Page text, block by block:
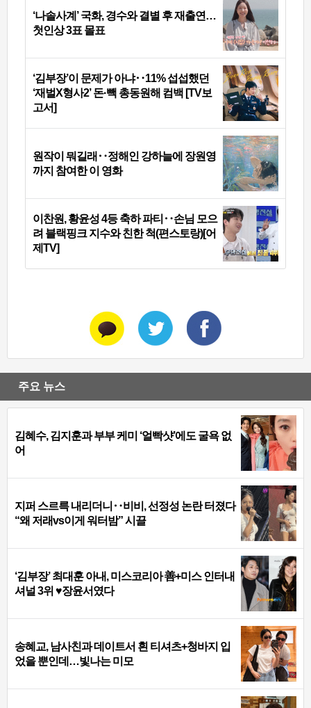
‘나솔사계’ 국화, 경수와 결별 후 재출연…
첫인상 3표 몰표
‘김부장’이 문제가 아냐‥11% 섭섭했던
‘재벌X형사2’ 돈·빽 총동원해 컴백 [TV보
고서]
원작이 뭐길래‥정해인 강하늘에 장원영
까지 참여한 이 영화
이찬원, 황윤성 4등 축하 파티‥손님 모으
려 블랙핑크 지수와 친한 척(편스토랑)[어
제TV]
주요 뉴스
김혜수, 김지훈과 부부 케미 ‘얼빡샷’에도 굴욕 없
어
지퍼 스르륵 내리더니‥비비, 선정성 논란 터졌다
“왜 저래vs이게 워터밤” 시끌
‘김부장’ 최대훈 아내, 미스코리아 善+미스 인터내
셔널 3위 ♥장윤서였다
송혜교, 남사친과 데이트서 흰 티셔츠+청바지 입
었을 뿐인데…빛나는 미모